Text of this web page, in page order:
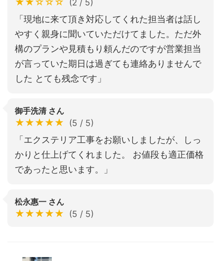
(2 / 5)
「現地に来て頂き対応してくれた担当者は話し
やすく親身に聞いていただけてました。ただ外
構のプランや見積もり頼んだのですが営業担当
が言っていた期日は過ぎても連絡ありませんで
した とても残念です」
御手洗清 さん
★★★★★
(5 / 5)
「エクステリア工事をお願いしましたが、しっ
かりと仕上げてくれました。 お値段も適正価格
であったと思います。」
松永惠一 さん
★★★★★ (5 / 5)